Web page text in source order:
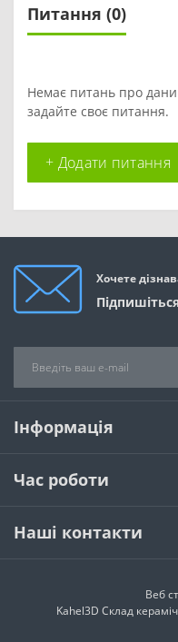
Питання (0)
Немає питань про
задайте своє питання.
+ Додати питання
Хочете
Інформація
Час роботи
Наші контакти
Веб
Kahel3D Склад